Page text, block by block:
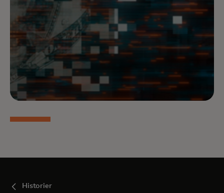
Historier